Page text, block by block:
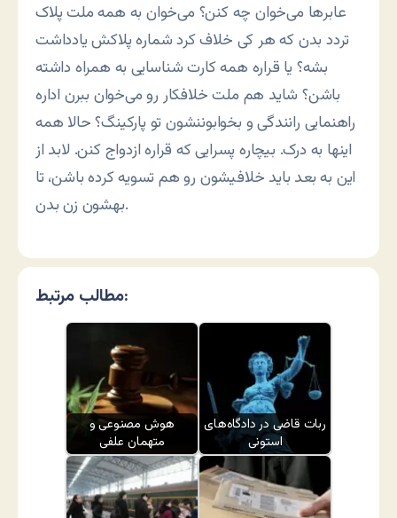
عابرها می‌خوان چه کنن؟ می‌خوان به همه ملت پلاک
تردد بدن که هر کی خلاف کرد شماره پلاکش یادداشت
بشه؟ یا قراره همه کارت شناسایی به همراه داشته
باشن؟ شاید هم ملت خلافکار رو می‌خوان ببرن اداره
راهنمایی رانندگی و بخوابوننشون تو پارکینگ؟ حالا همه
اینها به درک. بیچاره پسرایی که قراره ازدواج کنن. لابد از
این به بعد باید خلافیشون رو هم تسویه کرده باشن، تا
بهشون زن بدن.
مطالب مرتبط:
هوش مصنوعی و
متهمان علفی
ربات قاضی در دادگاه‌های
استونی